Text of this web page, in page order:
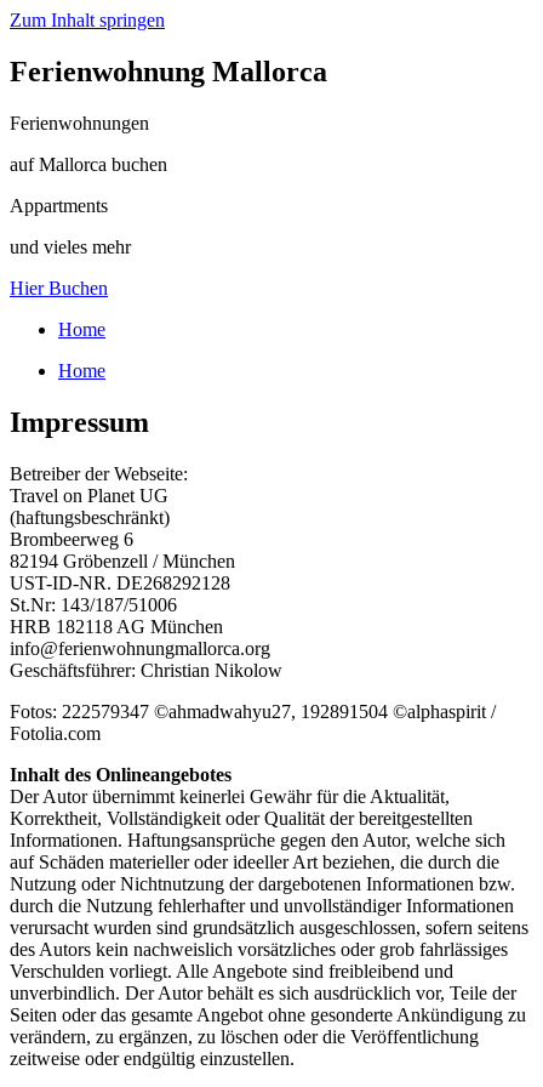
Zum Inhalt springen
Ferienwohnung Mallorca
Ferienwohnungen
auf Mallorca buchen
Appartments
und vieles mehr
Hier Buchen
Home
Home
Impressum
Betreiber der Webseite:
Travel on Planet UG
(haftungsbeschränkt)
Brombeerweg 6
82194 Gröbenzell / München
UST-ID-NR. DE268292128
St.Nr: 143/187/51006
HRB 182118 AG München
info@ferienwohnungmallorca.org
Geschäftsführer: Christian Nikolow
Fotos: 222579347 ©ahmadwahyu27, 192891504 ©alphaspirit /
Fotolia.com
Inhalt des Onlineangebotes
Der Autor übernimmt keinerlei Gewähr für die Aktualität,
Korrektheit, Vollständigkeit oder Qualität der bereitgestellten
Informationen. Haftungsansprüche gegen den Autor, welche sich
auf Schäden materieller oder ideeller Art beziehen, die durch die
Nutzung oder Nichtnutzung der dargebotenen Informationen bzw.
durch die Nutzung fehlerhafter und unvollständiger Informationen
verursacht wurden sind grundsätzlich ausgeschlossen, sofern seitens
des Autors kein nachweislich vorsätzliches oder grob fahrlässiges
Verschulden vorliegt. Alle Angebote sind freibleibend und
unverbindlich. Der Autor behält es sich ausdrücklich vor, Teile der
Seiten oder das gesamte Angebot ohne gesonderte Ankündigung zu
verändern, zu ergänzen, zu löschen oder die Veröffentlichung
zeitweise oder endgültig einzustellen.